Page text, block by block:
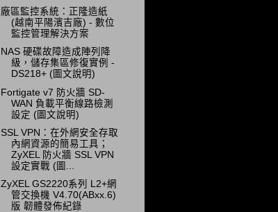
廠區監控系統：正隆造紙
(越南平陽濱吉廠) - 數位
監控管理解決方案
NAS 硬碟故障造成陣列降
級，儲存集區修復實例 -
DS218+ (圖文說明)
Fortigate v7 防火牆 SD-
WAN 負載平衡線路檢測
設定 (圖文說明)
SSL VPN：在外網安全存取
內網資源的簡易工具；
ZyXEL 防火牆 SSL VPN
設定實戰 (圖...
ZyXEL GS2220系列 L2+網
管交換機 V4.70(ABxx.6)
版 韌體發佈紀錄